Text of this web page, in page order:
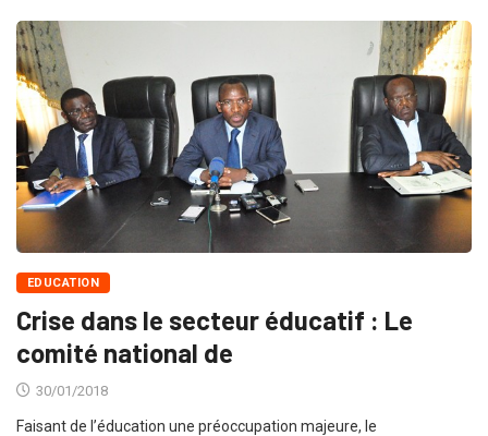
EDUCATION
Crise dans le secteur éducatif : Le
comité national de
30/01/2018
Faisant de l’éducation une préoccupation majeure, le